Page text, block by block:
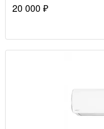
20 000 ₽